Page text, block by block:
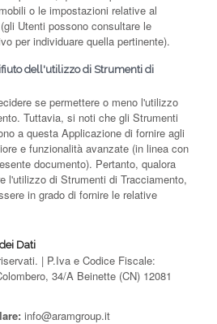
o le impostazioni relative al
Utenti possono consultare le
per individuare quella pertinente).
dell'utilizzo di Strumenti di
se permettere o meno l'utilizzo
Tuttavia, si noti che gli Strumenti
a questa Applicazione di fornire agli
e funzionalità avanzate (in linea con
documento). Pertanto, qualora
l'utilizzo di Strumenti di Tracciamento,
in grado di fornire le relative
Dati
| P.Iva e Codice Fiscale:
34/A Beinette (CN) 12081
info@aramgroup.it